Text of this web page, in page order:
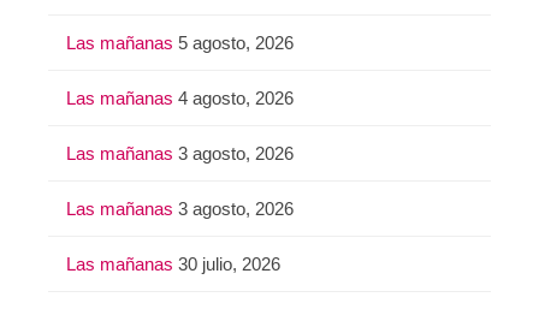
Las mañanas 5 agosto, 2026
Las mañanas 4 agosto, 2026
Las mañanas 3 agosto, 2026
Las mañanas 3 agosto, 2026
Las mañanas 30 julio, 2026